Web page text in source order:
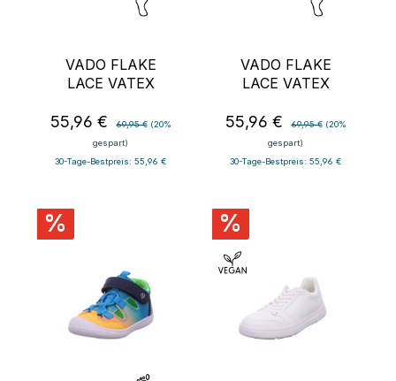
VADO FLAKE
LACE VATEX
Verkaufspreis:
55,96 € 69,95 € (20%
gespart)
30-Tage-Bestpreis: 55,96 €
VADO FLAKE
LACE VATEX
Verkaufspreis:
55,96 € 69,95 € (20%
gespart)
30-Tage-Bestpreis: 55,96 €
% %